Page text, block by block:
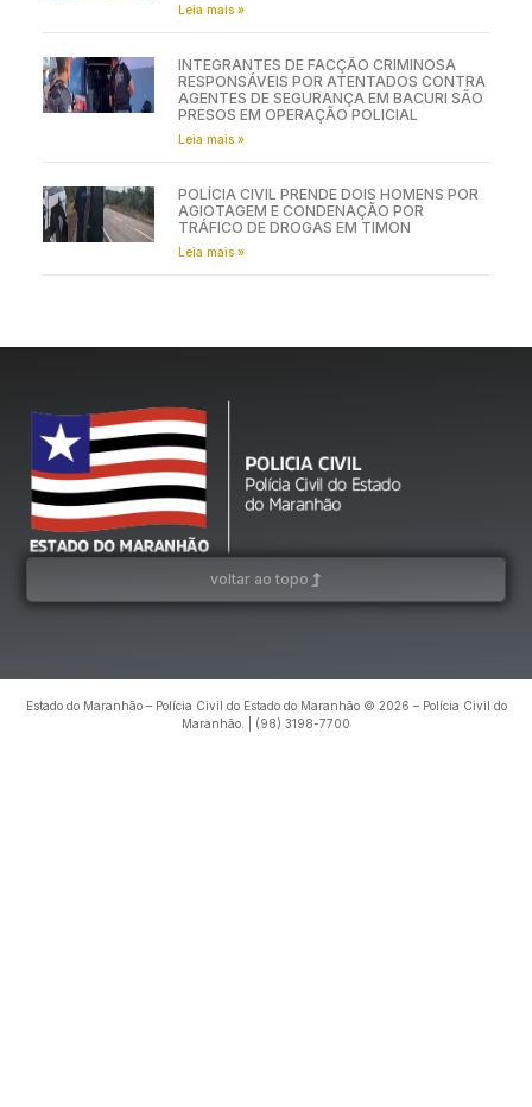
Leia mais »
INTEGRANTES DE FACÇÃO CRIMINOSA
RESPONSÁVEIS POR ATENTADOS CONTRA
AGENTES DE SEGURANÇA EM BACURI SÃO
PRESOS EM OPERAÇÃO POLICIAL
Leia mais »
POLÍCIA CIVIL PRENDE DOIS HOMENS POR
AGIOTAGEM E CONDENAÇÃO POR
TRÁFICO DE DROGAS EM TIMON
Leia mais »
voltar ao topo
Estado do Maranhão – Polícia Civil do Estado do Maranhão © 2026 – Polícia Civil do
Maranhão. | (98) 3198-7700